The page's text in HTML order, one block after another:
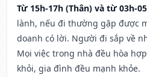
Từ 15h-17h (Thân) và từ 03h-
lành, nếu đi thường gặp được
doanh có lời. Người đi sắp về
Mọi việc trong nhà đều hòa
khỏi, gia đình đều mạnh khỏe.